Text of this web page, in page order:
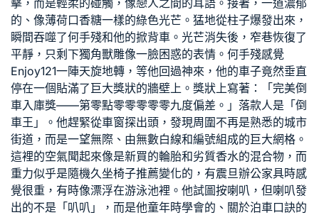
擊，而是輕柔的碰觸，像戀人之間的耳語。接著，一道濃郁
的、像薄荷口香糖一樣的綠色光芒。猛地從柱子爆發出來，
瞬間吞噬了何手殘和他的掀背車。光芒消失後，窄巷恢復了
平靜，只剩下獨角獸雕像一臉困惑的表情。何手殘感覺
Enjoy121一陣天旋地轉，等他回過神來，他的車子竟然垂直
停在一個貼滿了巨大獎狀的牆壁上。獎狀上寫著：「完美倒
車入庫獎——第零點零零零零零九度偏差。」落款人是「倒
車王」。他趕緊從車窗探出頭，發現周圍不再是熟悉的城市
街道，而是一望無際、由無數白線和編號組成的巨大網格。
這裡的空氣聞起來像是新買的輪胎和劣質香水的混合物，而
重力似乎是隨機久坐椅子推薦變化的，有震旦辦公家具時感
覺很重，有時像漂浮在游泳池裡。他試圖按喇叭，但喇叭發
出的不是「叭叭」，而是他童年時學會的、關於泊車口訣的